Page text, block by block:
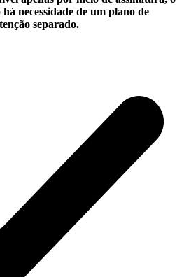
necessidade de um plano de
separado.